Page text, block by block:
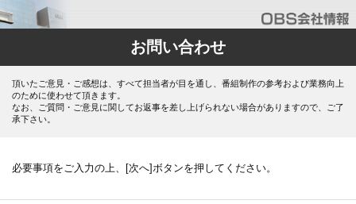
お問い合わせ
頂いたご意見・ご感想は、すべて担当者が目を通し、番組制作の参考および業務向上
のために使わせて頂きます。
なお、ご質問・ご意見に関してお返事を差し上げられない場合がありますので、ご了
承下さい。
必要事項をご入力の上、[次へ]ボタンを押してください。